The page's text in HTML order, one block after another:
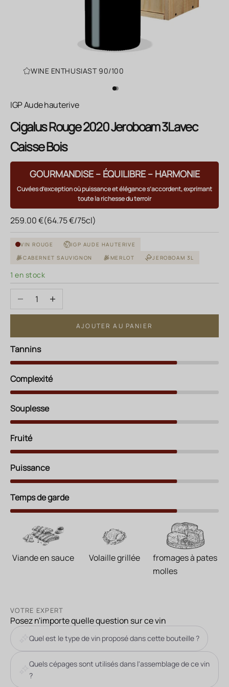
WINE ENTHUSIAST 90/100
Aller à l'élément 1
Aller à l'élément 2
IGP Aude hauterive
Cigalus Rouge 2020 Jeroboam 3L avec
Caisse Bois
GOURMANDISE – ÉQUILIBRE – HARMONIE
Cuvées d’exception où puissance et élégance s’accordent, exprimant
toute la richesse du terroir
Prix de vente
259.00 €(64.75 €/75cl)
VIN ROUGE
IGP AUDE HAUTERIVE
CABERNET SAUVIGNON
MERLOT JEROBOAM 3L
1 en stock
Diminuer la quantitéAugmenter la quantité
AJOUTER AU PANIER
Tannins
Complexité
Souplesse
Fruité
Puissance
Temps de garde
Viande en sauce Volaille grillée
fromages à pates
molles
VOTRE EXPERT
Posez n'importe quelle question sur ce vin
Quel est le type de vin proposé dans cette bouteille ?
Quels cépages sont utilisés dans l'assemblage de ce vin
?